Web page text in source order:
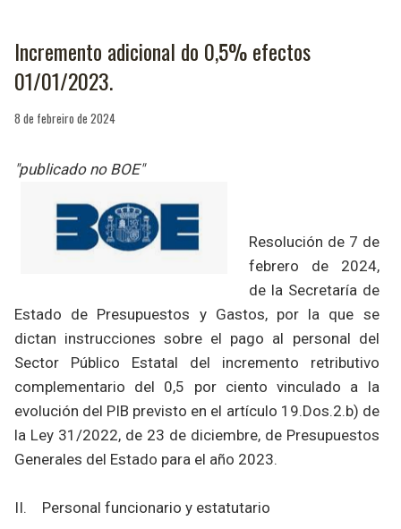
Incremento adicional do 0,5% efectos
01/01/2023.
8 de febreiro de 2024
"publicado no BOE"
Resolución de 7 de
febrero de 2024,
de la Secretaría de
Estado de Presupuestos y Gastos, por la que se
dictan instrucciones sobre el pago al personal del
Sector Público Estatal del incremento retributivo
complementario del 0,5 por ciento vinculado a la
evolución del PIB previsto en el artículo 19.Dos.2.b) de
la Ley 31/2022, de 23 de diciembre, de Presupuestos
Generales del Estado para el año 2023.
II. Personal funcionario y estatutario